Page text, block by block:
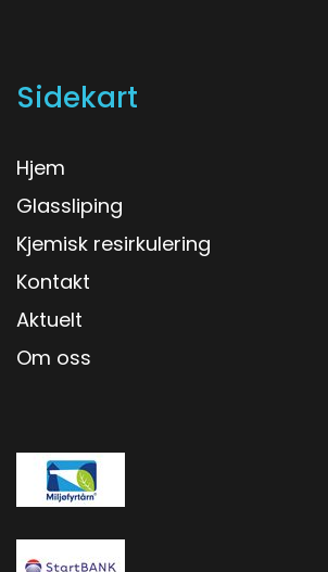
Sidekart
Hjem
Glassliping
Kjemisk resirkulering
Kontakt
Aktuelt
Om oss